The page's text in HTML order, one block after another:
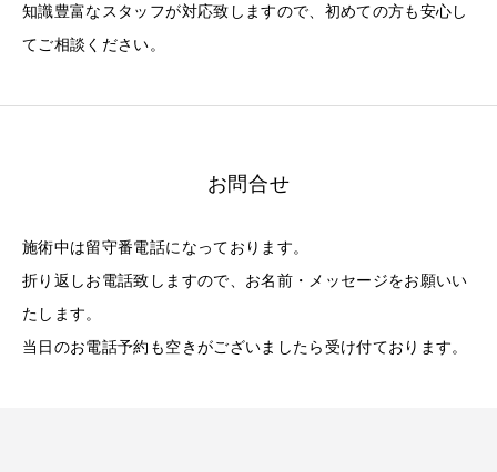
知識豊富なスタッフが対応致しますので、初めての方も安心し
てご相談ください。
お問合せ
施術中は留守番電話になっております。
折り返しお電話致しますので、お名前・メッセージをお願いい
たします。
当日のお電話予約も空きがございましたら受け付ております。